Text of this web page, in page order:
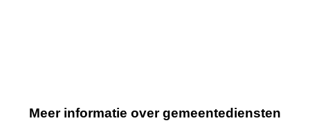
Meer informatie over gemeentediensten